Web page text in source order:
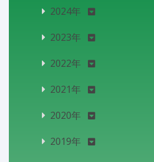
2024年
2023年
2022年
2021年
2020年
2019年